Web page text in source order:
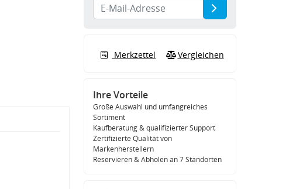
Merkzettel Vergleichen
Ihre Vorteile
Große Auswahl und umfangreiches
Sortiment
Kaufberatung & qualifizierter Support
Zertifizierte Qualität von
Markenherstellern
Reservieren & Abholen an 7 Standorten